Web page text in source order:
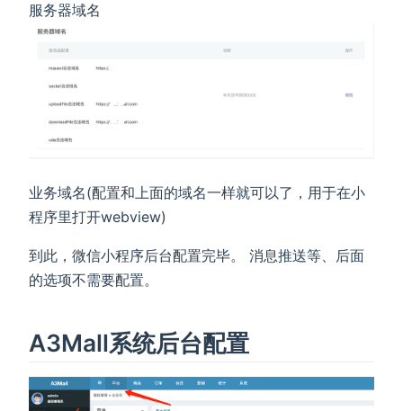
服务器域名
业务域名(配置和上面的域名一样就可以了，用于在小
程序里打开webview)
到此，微信小程序后台配置完毕。 消息推送等、后面
的选项不需要配置。
A3Mall系统后台配置